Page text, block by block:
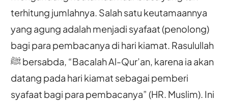
terhitung jumlahnya. Salah satu keutamaannya
yang agung adalah menjadi syafaat (penolong)
bagi para pembacanya di hari kiamat. Rasulullah
ﷺ bersabda, “Bacalah Al-Qur’an, karena ia akan
datang pada hari kiamat sebagai pemberi
syafaat bagi para pembacanya” (HR. Muslim). Ini